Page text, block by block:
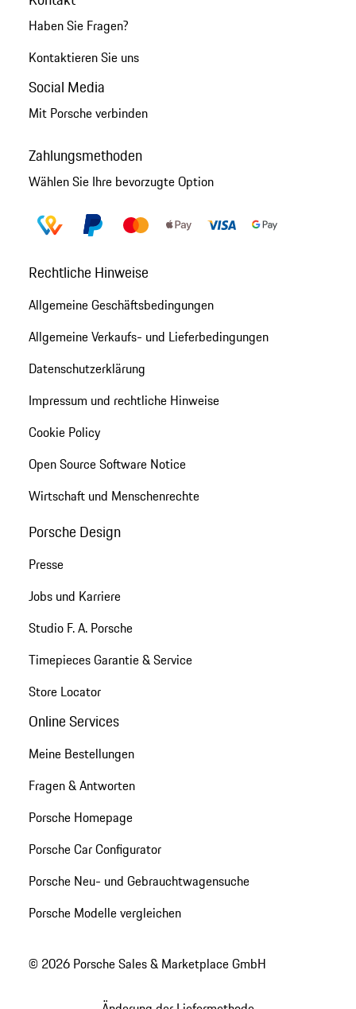
Haben Sie Fragen?
Kontaktieren Sie uns
Social Media
Mit Porsche verbinden
Zahlungsmethoden
Wählen Sie Ihre bevorzugte Option
Rechtliche Hinweise
Allgemeine Geschäftsbedingungen
Allgemeine Verkaufs- und Lieferbedingungen
Datenschutzerklärung
Impressum und rechtliche Hinweise
Cookie Policy
Open Source Software Notice
Wirtschaft und Menschenrechte
Porsche Design
Presse
Jobs und Karriere
Studio F. A. Porsche
Timepieces Garantie & Service
Store Locator
Online Services
Meine Bestellungen
Fragen & Antworten
Porsche Homepage
Porsche Car Configurator
Porsche Neu- und Gebrauchtwagensuche
Porsche Modelle vergleichen
© 2026 Porsche Sales & Marketplace GmbH